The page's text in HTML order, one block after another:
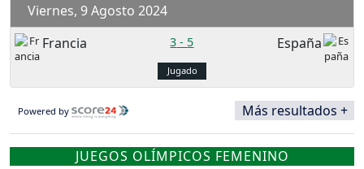
Viernes, 9 Agosto 2024
Francia
3 - 5 España
Jugado
Powered by Más resultados +
JUEGOS OLÍMPICOS FEMENINO